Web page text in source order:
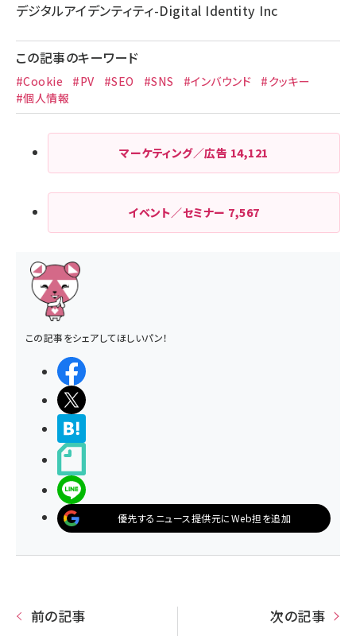
デジタルアイデンティティ-Digital Identity Inc
この記事のキーワード
#Cookie #PV #SEO #SNS #インバウンド
#クッキー
#個人情報
マーケティング／広告 14,121
イベント／セミナー 7,567
この記事をシェアしてほしいパン！
優先するニュース提供元にWeb担を追加
前の記事 次の記事